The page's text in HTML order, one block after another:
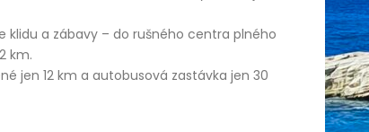
klidu a zábavy – do rušného centra plného
km.
jen 12 km a autobusová zastávka jen 30